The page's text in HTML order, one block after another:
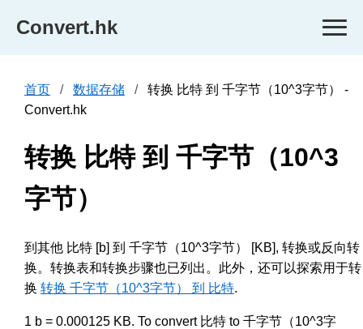
Convert.hk
首页 数据存储
转换 比特 到 千字节（10^3字节） -
Convert.hk
转换 比特 到 千字节（10^3
字节）
到其他 比特 [b] 到 千字节（10^3字节） [KB], 转换或反向转
换。转换表和转换步骤也已列出。此外，还可以探索用于转
换 转换 千字节（10^3字节） 到 比特.
1 b = 0.000125 KB. To convert 比特 to 千字节（10^3字